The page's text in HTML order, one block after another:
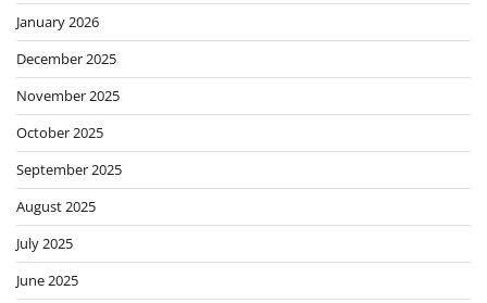
January 2026
December 2025
November 2025
October 2025
September 2025
August 2025
July 2025
June 2025